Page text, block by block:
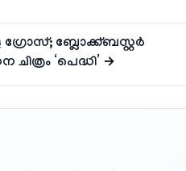
ഗ്രോസ്; ബ്ലോക്ക്ബസ്റ്റർ
‘പെദ്ധി’ →